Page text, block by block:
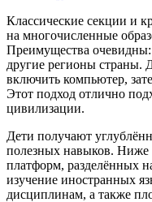
Классические секции и
на многочисленные
Преимущества
другие регионы страны.
включить компьютер,
Этот подход отлично
цивилизации.
Дети получают
полезных навыков. Ниже
платформ, разделённых
изучение иностранных
дисциплинам, а также